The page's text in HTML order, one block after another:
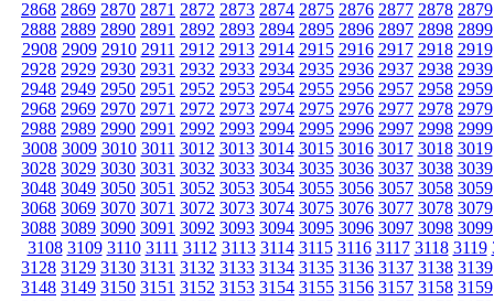
2868 2869 2870 2871 2872 2873 2874 2875 2876 2877 2878 2879
2888 2889 2890 2891 2892 2893 2894 2895 2896 2897 2898 2899
2908 2909 2910 2911 2912 2913 2914 2915 2916 2917 2918 2919
2928 2929 2930 2931 2932 2933 2934 2935 2936 2937 2938 2939
2948 2949 2950 2951 2952 2953 2954 2955 2956 2957 2958 2959
2968 2969 2970 2971 2972 2973 2974 2975 2976 2977 2978 2979
2988 2989 2990 2991 2992 2993 2994 2995 2996 2997 2998 2999
3008 3009 3010 3011 3012 3013 3014 3015 3016 3017 3018 3019
3028 3029 3030 3031 3032 3033 3034 3035 3036 3037 3038 3039
3048 3049 3050 3051 3052 3053 3054 3055 3056 3057 3058 3059
3068 3069 3070 3071 3072 3073 3074 3075 3076 3077 3078 3079
3088 3089 3090 3091 3092 3093 3094 3095 3096 3097 3098 3099
3108 3109 3110 3111 3112 3113 3114 3115 3116 3117 3118 3119
3128 3129 3130 3131 3132 3133 3134 3135 3136 3137 3138 3139
3148 3149 3150 3151 3152 3153 3154 3155 3156 3157 3158 3159